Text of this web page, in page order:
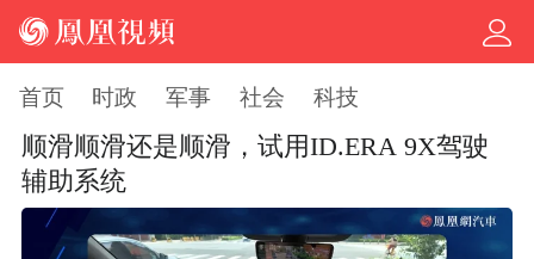
首页 时政 军事 社会 科技
顺滑顺滑还是顺滑，试用ID.ERA 9X驾驶
辅助系统